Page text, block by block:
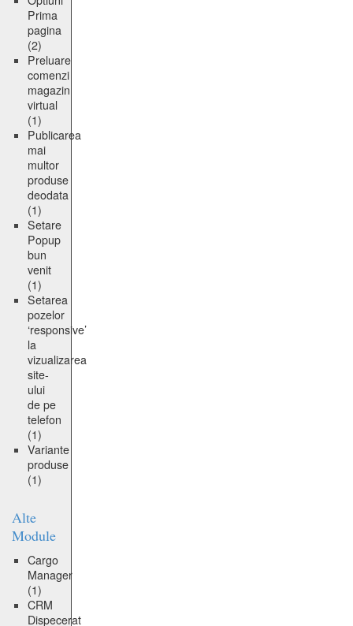
Prima
pagina
(2)
Preluare
comenzi
magazin
virtual
(1)
Publicarea
mai
multor
produse
deodata
(1)
Setare
Popup
bun
venit
(1)
Setarea
pozelor
‘responsive’
la
vizualizarea
site-
ului
de pe
telefon
(1)
Variante
produse
(1)
Alte
Module
Cargo
Manager
(1)
CRM
Dispecerat